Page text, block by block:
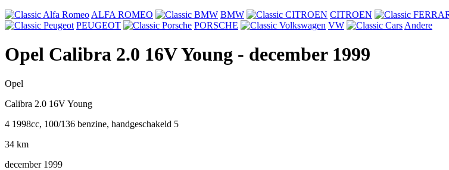
ALFA ROMEO
BMW CITROEN
PEUGEOT
PORSCHE VW Andere
Opel Calibra 2.0 16V Young - december 1999
Opel
Calibra 2.0 16V Young
4 1998cc, 100/136 benzine, handgeschakeld 5
34 km
december 1999